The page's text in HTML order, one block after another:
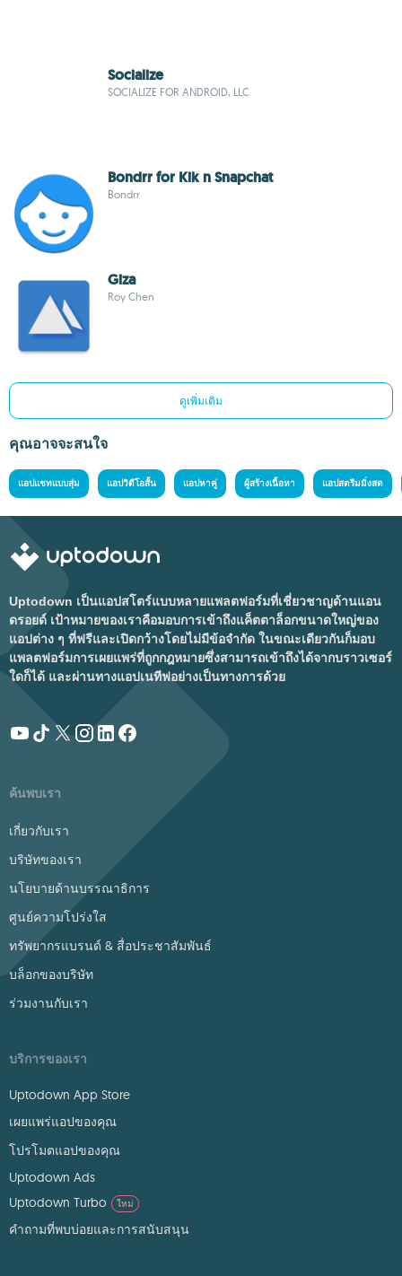
Socialize
SOCIALIZE FOR ANDROID, LLC
Bondrr for Kik n Snapchat
Bondrr
Giza
Roy Chen
ดูเพิ่มเติม
คุณอาจจะสนใจ
แอปแชทแบบสุ่ม แอปวิดีโอสั้น แอปหาคู่ ผู้สร้างเนื้อหา แอปสตรีมมิ่งสด
Uptodown เป็นแอปสโตร์แบบหลายแพลตฟอร์มที่เชี่ยวชาญด้านแอน
ดรอยด์ เป้าหมายของเราคือมอบการเข้าถึงแค็ตตาล็อกขนาดใหญ่ของ
แอปต่าง ๆ ที่ฟรีและเปิดกว้างโดยไม่มีข้อจำกัด ในขณะเดียวกันก็มอบ
แพลตฟอร์มการเผยแพร่ที่ถูกกฎหมายซึ่งสามารถเข้าถึงได้จากบราวเซอร์
ใดก็ได้ และผ่านทางแอปเนทีฟอย่างเป็นทางการด้วย
ค้นพบเรา
เกี่ยวกับเรา
บริษัทของเรา
นโยบายด้านบรรณาธิการ
ศูนย์ความโปร่งใส
ทรัพยากรแบรนด์ & สื่อประชาสัมพันธ์
บล็อกของบริษัท
ร่วมงานกับเรา
บริการของเรา
Uptodown App Store
เผยแพร่แอปของคุณ
โปรโมตแอปของคุณ
Uptodown Ads
Uptodown Turbo
ใหม่
คำถามที่พบบ่อยและการสนับสนุน